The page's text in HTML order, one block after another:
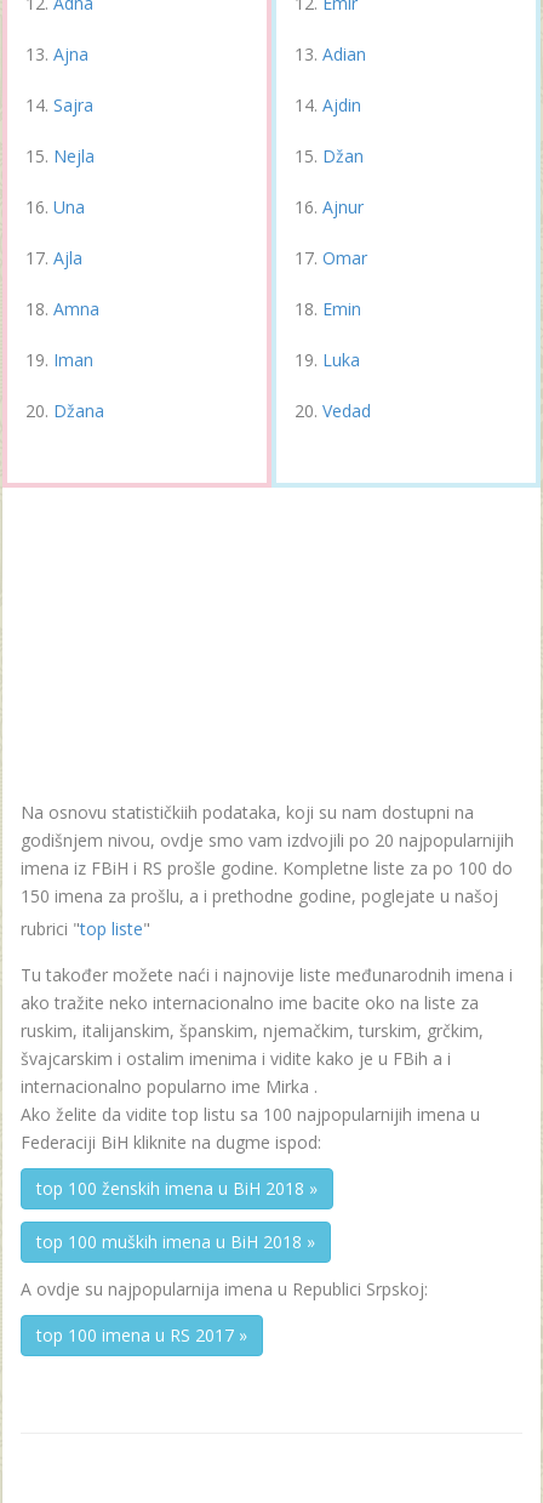
Ajna
Sajra
Nejla
Una
Ajla
Amna
Iman
Džana
Adian
Ajdin
Džan
Ajnur
Omar
Emin
Luka
Vedad
Na osnovu statističkiih podataka, koji su nam dostupni na
godišnjem nivou, ovdje smo vam izdvojili po 20 najpopularnijih
imena iz FBiH i RS prošle godine. Kompletne liste za po 100 do
150 imena za prošlu, a i prethodne godine, poglejate u našoj
rubrici "top liste"
Tu također možete naći i najnovije liste međunarodnih imena i
ako tražite neko internacionalno ime bacite oko na liste za
ruskim, italijanskim, španskim, njemačkim, turskim, grčkim,
švajcarskim i ostalim imenima i vidite kako je u FBih a i
internacionalno popularno ime Mirka .
Ako želite da vidite top listu sa 100 najpopularnijih imena u
Federaciji BiH kliknite na dugme ispod:
top 100 ženskih imena u BiH 2018 »
top 100 muških imena u BiH 2018 »
A ovdje su najpopularnija imena u Republici Srpskoj:
top 100 imena u RS 2017 »